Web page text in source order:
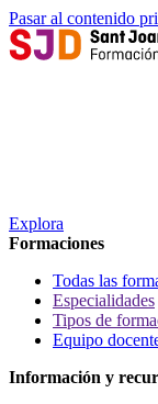
Pasar al contenido
Explora
Formaciones
Todas las
Especialidades
Tipos de
Equipo
Información y